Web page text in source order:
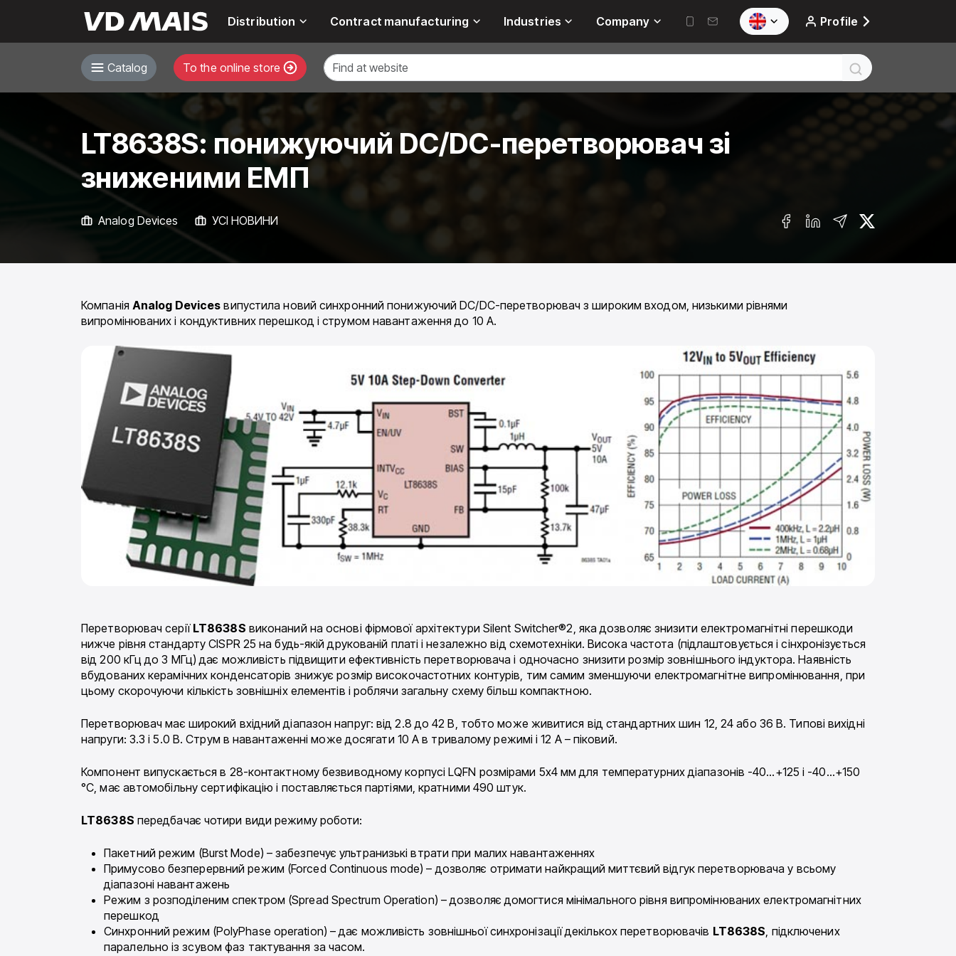
Distribution Contract manufacturing Industries Company Profile
Catalog To the online store
LT8638S: понижуючий DC/DC-перетворювач зі
зниженими ЕМП
Analog Devices УСІ НОВИНИ
Компанія Analog Devices випустила новий синхронний понижуючий DC/DC-перетворювач з широким входом, низькими рівнями
випромінюваних і кондуктивних перешкод і струмом навантаження до 10 А.
Перетворювач серії LT8638S виконаний на основі фірмової архітектури Silent Switcher®2, яка дозволяє знизити електромагнітні перешкоди
нижче рівня стандарту CISPR 25 на будь-якій друкованій платі і незалежно від схемотехніки. Висока частота (підлаштовується і сінхронізується
від 200 кГц до 3 МГц) дає можливість підвищити ефективність перетворювача і одночасно знизити розмір зовнішнього індуктора. Наявність
вбудованих керамічних конденсаторів знижує розмір високочастотних контурів, тим самим зменшуючи електромагнітне випромінювання, при
цьому скорочуючи кількість зовнішніх елементів і роблячи загальну схему більш компактною.
Перетворювач має широкий вхідний діапазон напруг: від 2.8 до 42 В, тобто може живитися від стандартних шин 12, 24 або 36 В. Типові вихідні
напруги: 3.3 і 5.0 В. Струм в навантаженні може досягати 10 А в тривалому режимі і 12 А – піковий.
Компонент випускається в 28-контактному безвиводному корпусі LQFN розмірами 5х4 мм для температурних діапазонів -40…+125 і -40…+150
°C, має автомобільну сертифікацію і поставляється партіями, кратними 490 штук.
LT8638S передбачає чотири види режиму роботи:
Пакетний режим (Burst Mode) – забезпечує ультранизькі втрати при малих навантаженнях
Примусово безперервний режим (Forced Continuous mode) – дозволяє отримати найкращий миттєвий відгук перетворювача у всьому
діапазоні навантажень
Режим з розподіленим спектром (Spread Spectrum Operation) – дозволяє домогтися мінімального рівня випромінюваних електромагнітних
перешкод
Синхронний режим (PolyPhase operation) – дає можливість зовнішньої синхронізації декількох перетворювачів LT8638S , підключених
паралельно із зсувом фаз тактування за часом.